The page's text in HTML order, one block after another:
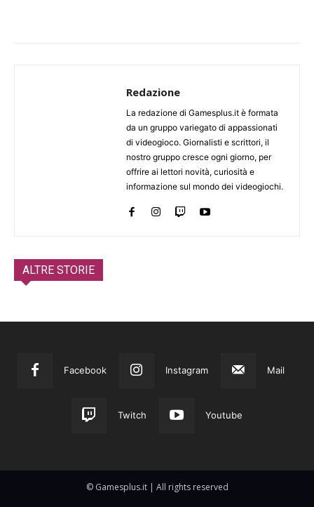
Redazione
La redazione di Gamesplus.it è formata
da un gruppo variegato di appassionati
di videogioco. Giornalisti e scrittori, il
nostro gruppo cresce ogni giorno, per
offrire ai lettori novità, curiosità e
informazione sul mondo dei videogiochi.
ALTRE STORIE
Facebook Instagram Mail
Twitch Youtube
© Gamesplus.it | All rights reserved